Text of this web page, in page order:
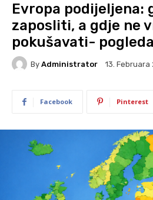
Evropa podijeljena:
zaposliti, a gdje ne
pokušavati-
By Administrator 13. Februara
Facebook Pinterest